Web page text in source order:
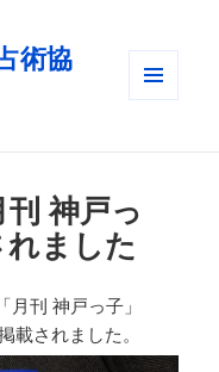
術協
神戸っ
ました
刊 神戸っ子」
載されました。